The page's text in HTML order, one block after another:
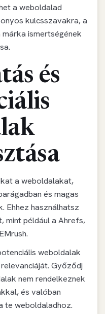
a weboldalad
kulcsszavakra, a
ismertségének
és
a weboldalakat,
és magas
Ehhez használhatsz
mint például a Ahrefs,
weboldalak
Győződj
nem rendelkeznek
és valóban
te weboldaladhoz.